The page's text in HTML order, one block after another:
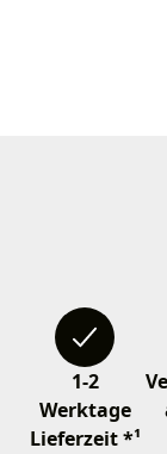
1-2
Werktage
Lieferzeit *¹